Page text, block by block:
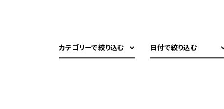
カテゴリーで絞り込む 日付で絞り込む